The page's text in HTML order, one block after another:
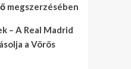
megszerzésében
– A Real Madrid
a Vörös